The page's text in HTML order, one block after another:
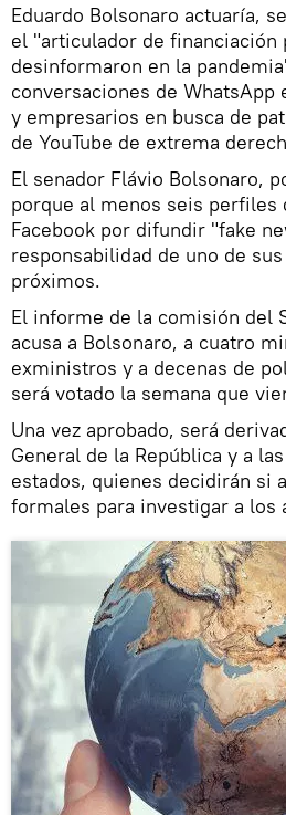
Eduardo Bolsonaro actuaría,
el "articulador de financiación
desinformaron en la
conversaciones de
y empresarios en busca de
de YouTube de extrema
El senador Flávio Bolsonaro,
porque al menos seis perfiles
Facebook por difundir "fake
responsabilidad de uno de
próximos.
El informe de la comisión del
acusa a Bolsonaro, a cuatro
exministros y a decenas de
será votado la semana que
Una vez aprobado, será
General de la República y a
estados, quienes decidirán si
formales para investigar a los